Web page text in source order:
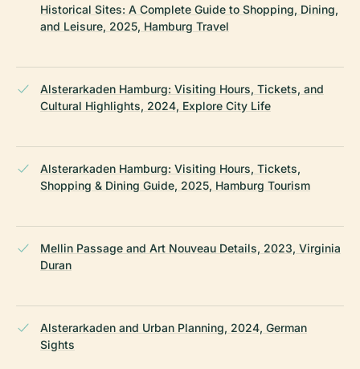
Historical Sites: A Complete Guide to Shopping, Dining,
and Leisure, 2025, Hamburg Travel
Alsterarkaden Hamburg: Visiting Hours, Tickets, and
Cultural Highlights, 2024, Explore City Life
Alsterarkaden Hamburg: Visiting Hours, Tickets,
Shopping & Dining Guide, 2025, Hamburg Tourism
Mellin Passage and Art Nouveau Details, 2023, Virginia
Duran
Alsterarkaden and Urban Planning, 2024, German
Sights